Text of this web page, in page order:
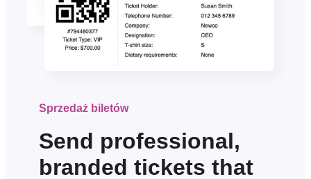
Sprzedaż biletów
Send professional,
branded tickets that